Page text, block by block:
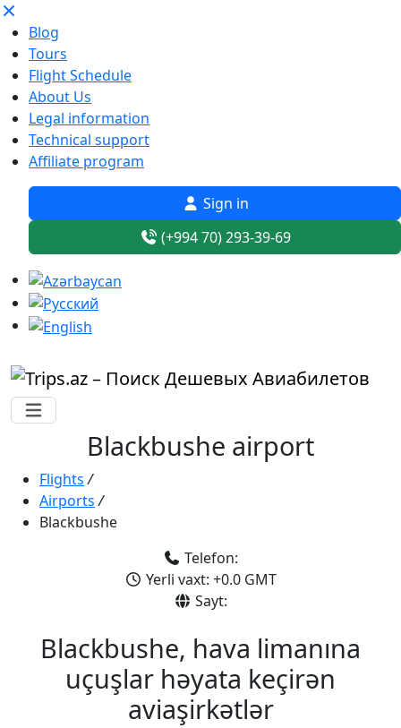
Blog
Tours
Flight Schedule
About Us
Legal information
Technical support
Affiliate program
Sign in
(+994 70) 293-39-69
Blackbushe airport
Flights /
Airports /
Blackbushe
Telefon:
Yerli vaxt: +0.0 GMT
Sayt:
Blackbushe, hava limanına
uçuşlar həyata keçirən
aviaşirkətlər